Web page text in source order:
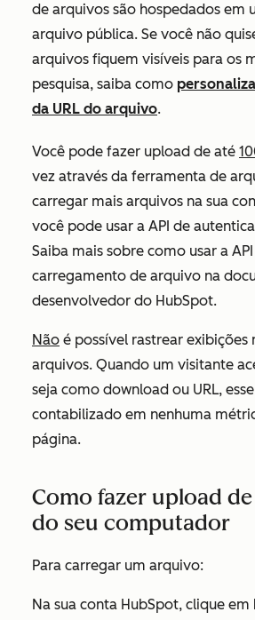
de arquivos são hospedados em
arquivo pública. Se você não
arquivos fiquem visíveis para os
pesquisa, saiba como
da URL do arquivo.
Você pode fazer upload de até
vez através da ferramenta de
carregar mais arquivos na sua
você pode usar a API de
Saiba mais sobre como usar a
carregamento de arquivo na
desenvolvedor do HubSpot.
Não é possível rastrear exibições
arquivos. Quando um visitante
seja como download ou URL,
contabilizado em nenhuma
página.
Como fazer upload
do seu computador
Para carregar um arquivo:
Na sua conta HubSpot, clique em